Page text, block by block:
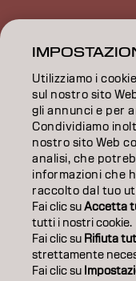
ISPIRAZIONE
FORMAZIONE
INFORMAZIONI
SALON FINDER
DIVENTA
CONTATTACI
ImprontaPrivacy
Utilizziamo i
sul nostro sito
gli annunci e per
Condividiamo
nostro sito Web
analisi, che
informazioni che
raccolto dal tuo
Fai clic suAccetta
tutti i nostri cookie.
Fai clic su Rifiuta
strettamente
Fai clic su